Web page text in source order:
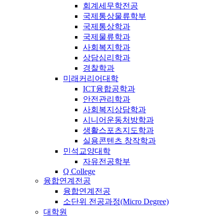
회계세무학전공
국제통상물류학부
국제통상학과
국제물류학과
사회복지학과
상담심리학과
경찰학과
미래커리어대학
ICT융합공학과
안전관리학과
사회복지상담학과
시니어운동처방학과
생활스포츠지도학과
실용콘텐츠 창작학과
민석교양대학
자유전공학부
Q College
융합연계전공
융합연계전공
소단위 전공과정(Micro Degree)
대학원